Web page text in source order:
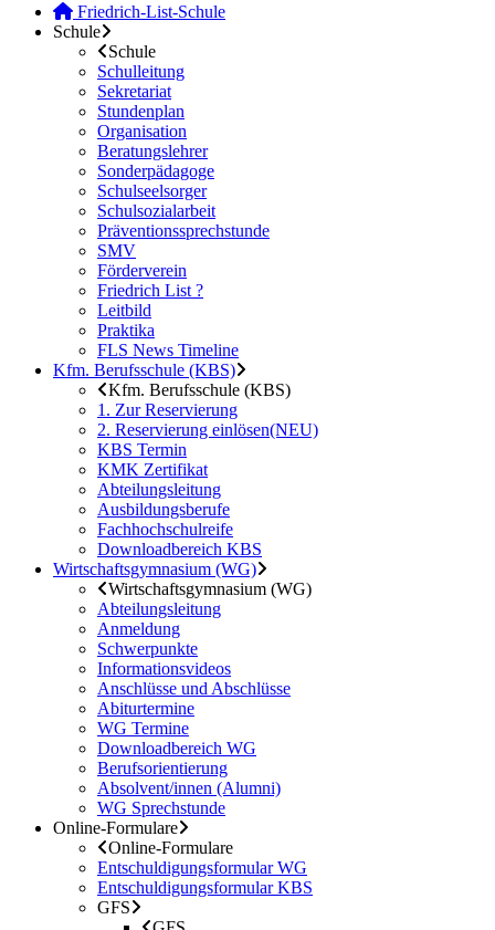
Friedrich-List-Schule
Schule
Schule
Schulleitung
Sekretariat
Stundenplan
Organisation
Beratungslehrer
Sonderpädagoge
Schulseelsorger
Schulsozialarbeit
Präventionssprechstunde
SMV
Förderverein
Friedrich List ?
Leitbild
Praktika
FLS News Timeline
Kfm. Berufsschule (KBS)
Kfm. Berufsschule (KBS)
1. Zur Reservierung
2. Reservierung einlösen(NEU)
KBS Termin
KMK Zertifikat
Abteilungsleitung
Ausbildungsberufe
Fachhochschulreife
Downloadbereich KBS
Wirtschaftsgymnasium (WG)
Wirtschaftsgymnasium (WG)
Abteilungsleitung
Anmeldung
Schwerpunkte
Informationsvideos
Anschlüsse und Abschlüsse
Abiturtermine
WG Termine
Downloadbereich WG
Berufsorientierung
Absolvent/innen (Alumni)
WG Sprechstunde
Online-Formulare
Online-Formulare
Entschuldigungsformular WG
Entschuldigungsformular KBS
GFS